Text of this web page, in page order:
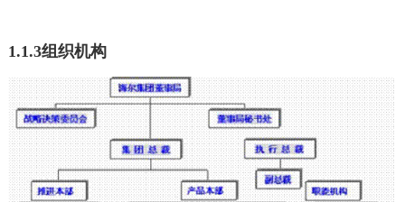
1.1.3组织机构